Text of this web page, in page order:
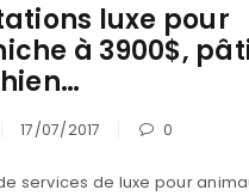
luxe pour
à 3900$,
17/07/2017 0
services de luxe pour